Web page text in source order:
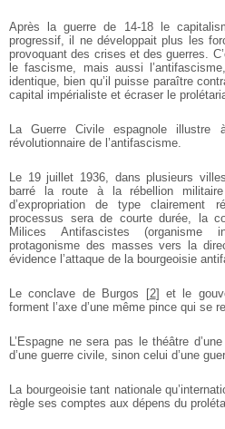
Après la guerre de 14-18 le
progressif, il ne développait plus les
provoquant des crises et des guerres.
le fascisme, mais aussi
identique, bien qu’il puisse paraître
capital impérialiste et écraser le
La Guerre Civile espagnole
révolutionnaire de l’antifascisme.
Le 19 juillet 1936, dans plusieurs
barré la route à la rébellion
d’expropriation de type clairement
processus sera de courte durée, la
Milices Antifascistes (organisme
protagonisme des masses vers la
évidence l’attaque de la bourgeoisie
Le conclave de Burgos [2] et le
forment l’axe d’une même pince qui se
L’Espagne ne sera pas le théâtre
d’une guerre civile, sinon celui d’une
La bourgeoisie tant nationale
règle ses comptes aux dépens du